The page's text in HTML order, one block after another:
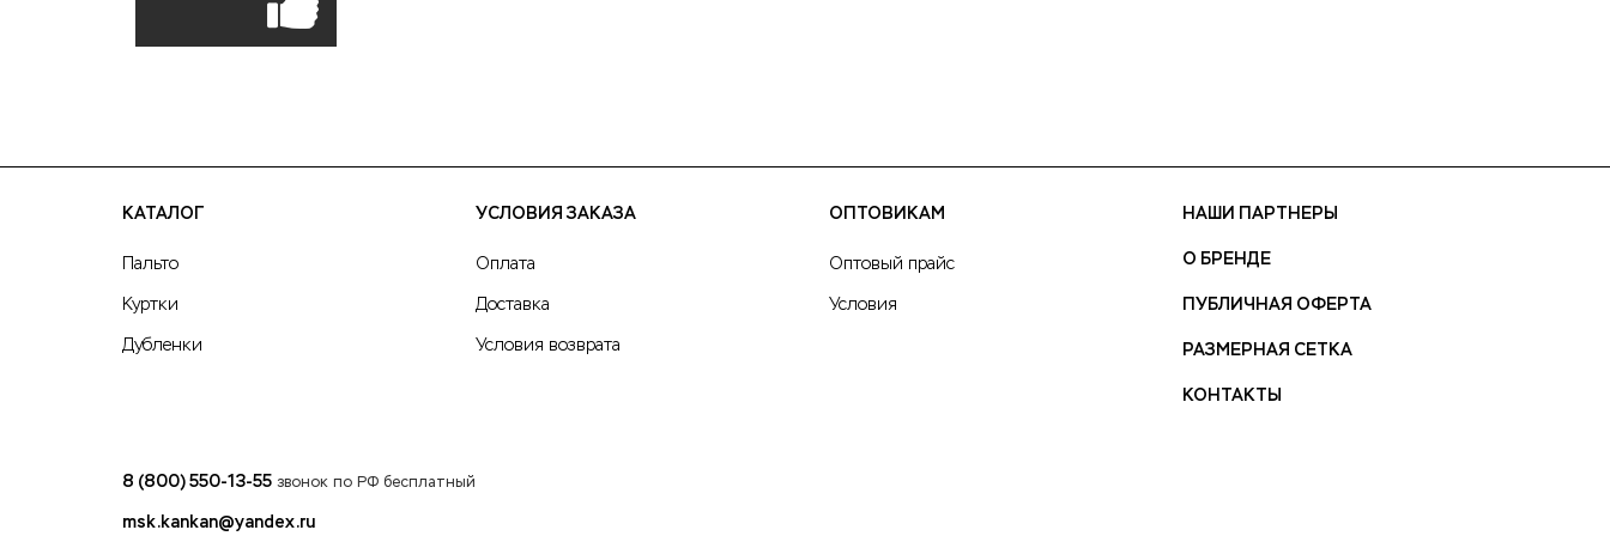
КАТАЛОГ
Пальто
Куртки
Дубленки
УСЛОВИЯ ЗАКАЗА
Оплата
Доставка
Условия возврата
ОПТОВИКАМ
Оптовый прайс
Условия
НАШИ ПАРТНЕРЫ
О БРЕНДЕ
ПУБЛИЧНАЯ ОФЕРТА
РАЗМЕРНАЯ СЕТКА
КОНТАКТЫ
8 (800) 550-13-55 звонок по РФ бесплатный
msk.kankan@yandex.ru